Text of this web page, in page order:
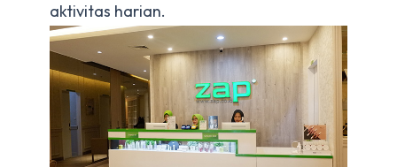
aktivitas harian.